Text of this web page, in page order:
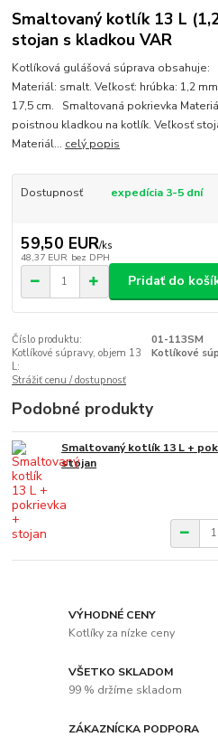
Smaltovaný kotlík 13 L
stojan s kladkou VAR
Kotlíková gulášová súprava obsahuje:
Materiál: smalt. Veľkosť: hrúbka: 1,2
17,5 cm. Smaltovaná pokrievka
poistnou kladkou na kotlík. Veľkosť
Materiál... celý popis
Dostupnosť expedícia 3-5 dní
59,50 EUR/ks
48,37 EUR bez DPH
Pridať do
Číslo produktu:
01-113SM
Kotlíkové súpravy, objem 13
L:
Kotlíkové
Strážiť cenu / dostupnosť
Podobné produkty
Smaltovaný kotlík 13 L +
stojan
VÝHODNÉ CENY
Kotlíky za nízke ceny
VŠETKO SKLADOM
99 % držíme skladom
ZÁKAZNÍCKA PODPORA